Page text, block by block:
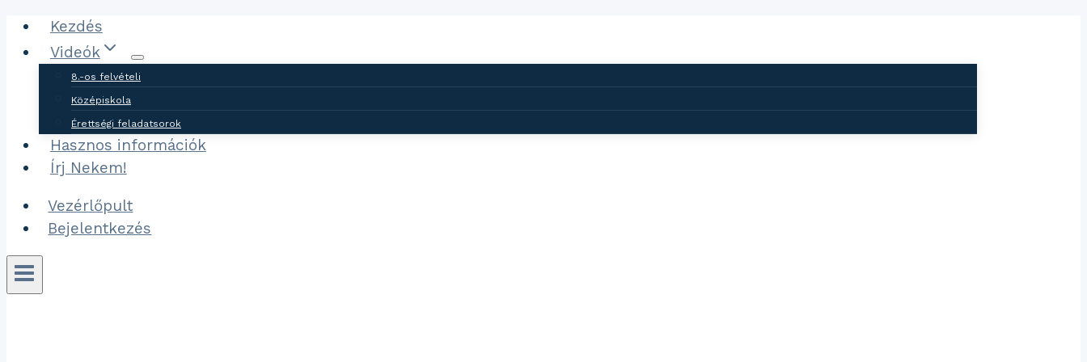
Ugrás
tartalomhoz
Kezdés
Videók
8.-os felvételi
Középiskola
Érettségi feladatsorok
Hasznos információk
Írj Nekem!
Vezérlőpult
Bejelentkezés